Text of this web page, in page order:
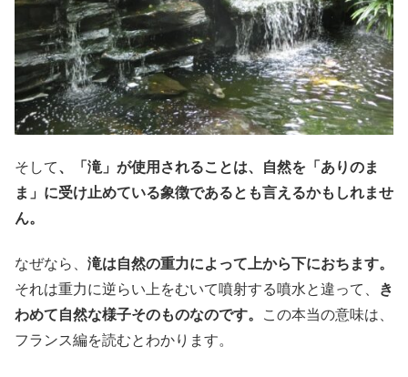
そして、「滝」が使用されることは、自然を「ありのま
ま」に受け止めている象徴であるとも言えるかもしれませ
ん。
なぜなら、 滝は自然の重力によって上から下におちます。
それは重力に逆らい上をむいて噴射する噴水と違って、
き
わめて自然な様子そのものなのです。
この本当の意味は、
フランス編を読むとわかります。